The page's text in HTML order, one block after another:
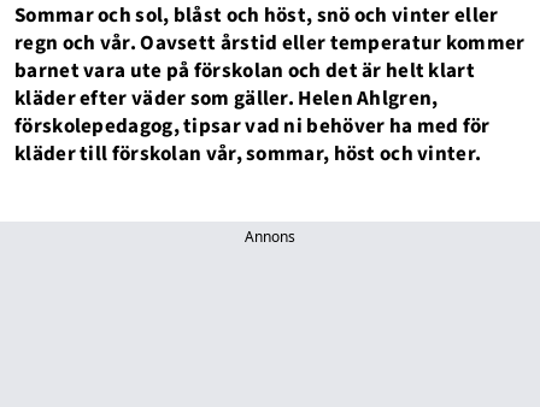
Sommar och sol, blåst och höst, snö och vinter eller
regn och vår. Oavsett årstid eller temperatur kommer
barnet vara ute på förskolan och det är helt klart
kläder efter väder som gäller. Helen Ahlgren,
förskolepedagog, tipsar vad ni behöver ha med för
kläder till förskolan vår, sommar, höst och vinter.
Annons